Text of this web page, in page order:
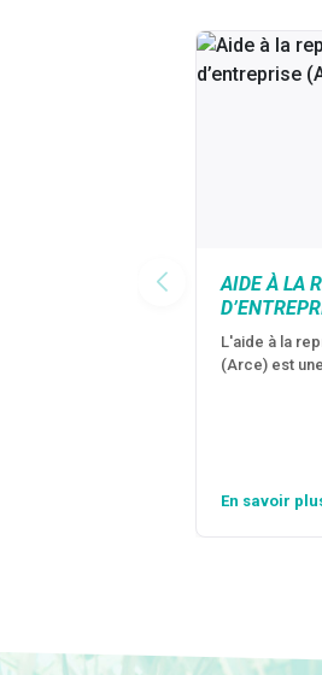
AIDE À LA
L'aide à la
(Arce) est
En savoir